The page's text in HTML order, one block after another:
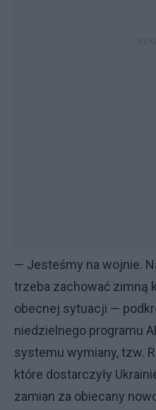
— Jesteśmy na wojnie.
trzeba zachować zimną
obecnej sytuacji —
niedzielnego programu
systemu wymiany, tzw.
które dostarczyły
zamian za obiecany